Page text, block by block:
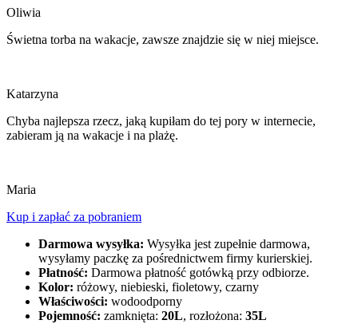
Oliwia
Świetna torba na wakacje, zawsze znajdzie się w niej miejsce.
Katarzyna
Chyba najlepsza rzecz, jaką kupiłam do tej pory w internecie,
zabieram ją na wakacje i na plażę.
Maria
Kup i zapłać za pobraniem
Darmowa wysyłka: Wysyłka jest zupełnie darmowa,
wysyłamy paczkę za pośrednictwem firmy kurierskiej.
Płatność: Darmowa płatność gotówką przy odbiorze.
Kolor: różowy, niebieski, fioletowy, czarny
Właściwości: wodoodporny
Pojemność: zamknięta: 20L, rozłożona: 35L